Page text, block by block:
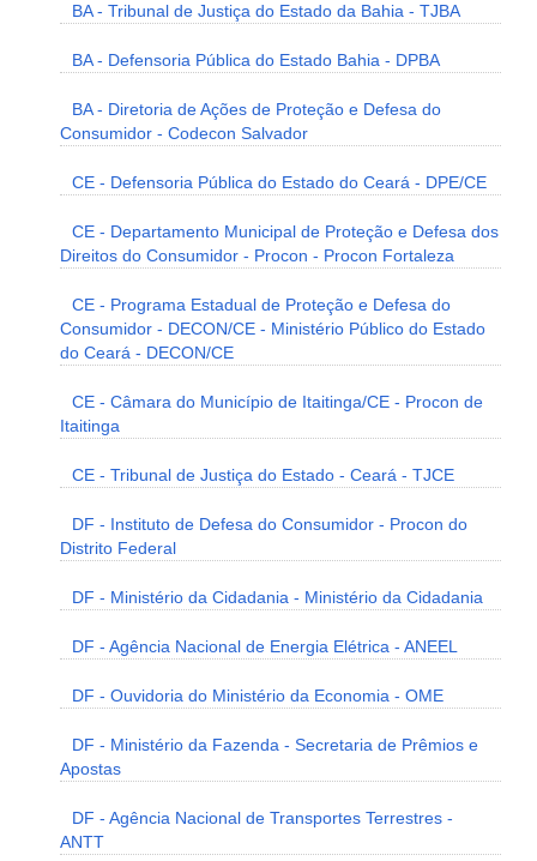
BA - Tribunal de Justiça do Estado da Bahia - TJBA
BA - Defensoria Pública do Estado Bahia - DPBA
BA - Diretoria de Ações de Proteção e Defesa do
Consumidor - Codecon Salvador
CE - Defensoria Pública do Estado do Ceará - DPE/CE
CE - Departamento Municipal de Proteção e Defesa dos
Direitos do Consumidor - Procon - Procon Fortaleza
CE - Programa Estadual de Proteção e Defesa do
Consumidor - DECON/CE - Ministério Público do Estado
do Ceará - DECON/CE
CE - Câmara do Município de Itaitinga/CE - Procon de
Itaitinga
CE - Tribunal de Justiça do Estado - Ceará - TJCE
DF - Instituto de Defesa do Consumidor - Procon do
Distrito Federal
DF - Ministério da Cidadania - Ministério da Cidadania
DF - Agência Nacional de Energia Elétrica - ANEEL
DF - Ouvidoria do Ministério da Economia - OME
DF - Ministério da Fazenda - Secretaria de Prêmios e
Apostas
DF - Agência Nacional de Transportes Terrestres -
ANTT